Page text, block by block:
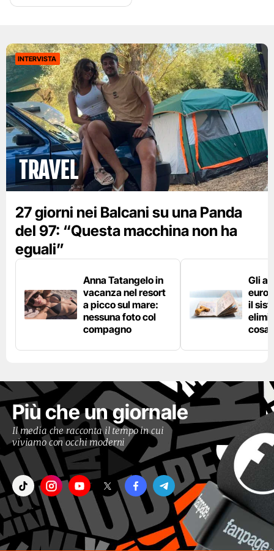
INTERVISTA
Travel
27 giorni nei Balcani su una Panda
del 97: “Questa macchina non ha
eguali”
Anna Tatangelo in
vacanza nel resort
a picco sul mare:
nessuna foto col
compagno
Gli
il
cosa
Più che un giornale
Il media che racconta il tempo in cui
viviamo con occhi moderni